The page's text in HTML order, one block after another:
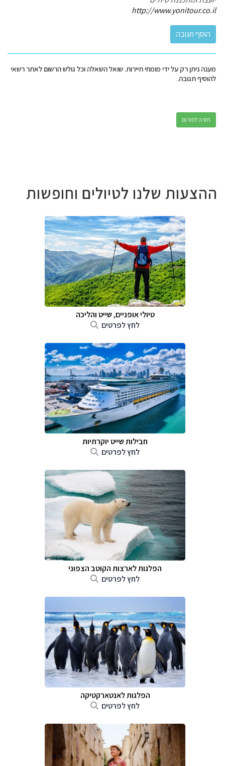
http://www.yonitour.co.il
מענה ניתן רק על ידי מומחי תיירות. שואל השאלה וכל גולש הרשום לאתר רשאי
להוסיף תגובה.
חזרה לפורום
ההצעות שלנו לטיולים וחופשות
טיולי אופניים, שייט והליכה
לחץ לפרטים
חבילות שייט יוקרתיות
לחץ לפרטים
הפלגות לארצות הקוטב הצפוני
לחץ לפרטים
הפלגות לאנטארקטיקה
לחץ לפרטים